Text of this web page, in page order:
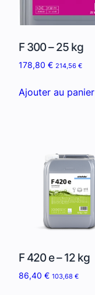
F 300 – 25 kg
178,80 € 214,56 €
Ajouter au panier
F 420 e – 12 kg
86,40 € 103,68 €